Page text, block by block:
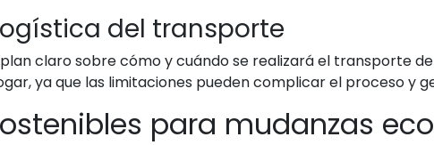
del transporte
claro sobre cómo y cuándo se realizará el transporte
ya que las limitaciones pueden complicar el proceso y
para mudanzas